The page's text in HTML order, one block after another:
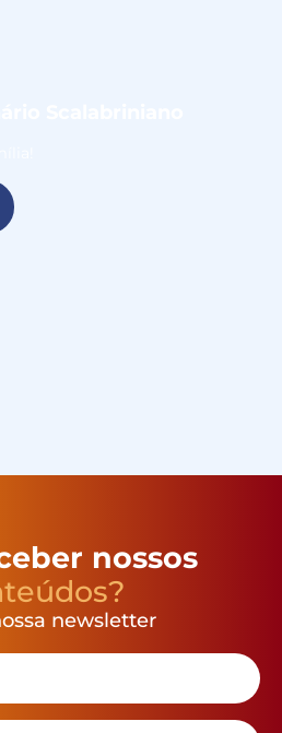
nossos
newsletter